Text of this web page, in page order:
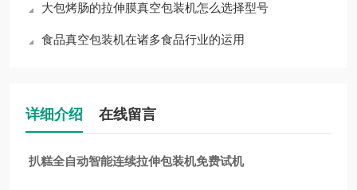
大包烤肠的拉伸膜真空包装机怎么选择型号
食品真空包装机在诸多食品行业的运用
详细介绍 在线留言
扒糕全自动智能连续拉伸包装机免费试机